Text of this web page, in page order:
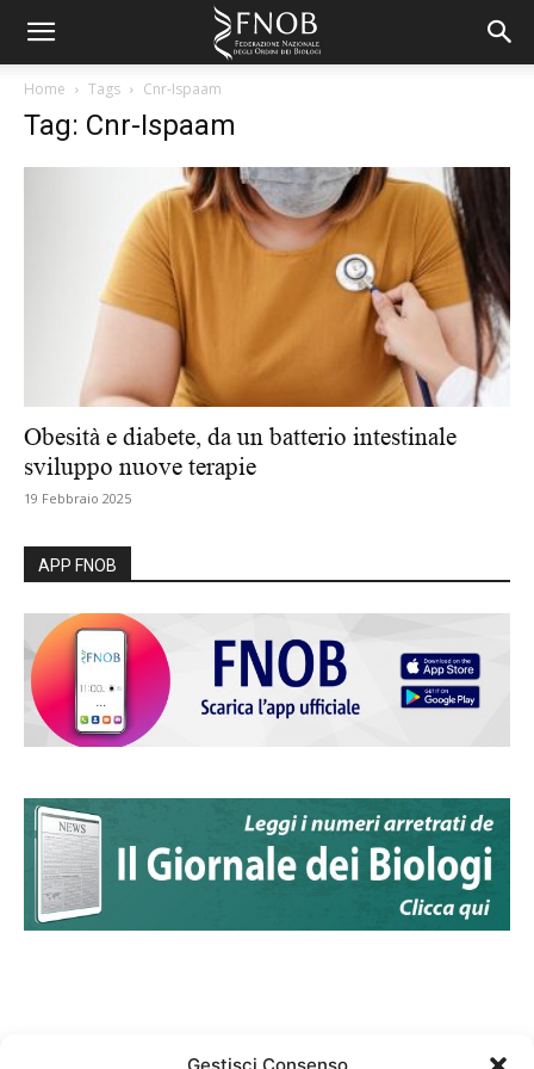
Home Tags Cnr-Ispaam
Tag: Cnr-Ispaam
Obesità e diabete, da un batterio intestinale
sviluppo nuove terapie
19 Febbraio 2025
APP FNOB